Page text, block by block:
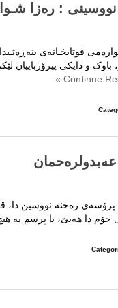
: رەزا
قوتابخـانەی
و دایکی پیرۆزباییان
پرۆسه‌ی ره‌خنه‌ نووسین دا،
خۆم دا هه‌بێ‌، یا پرسم به‌